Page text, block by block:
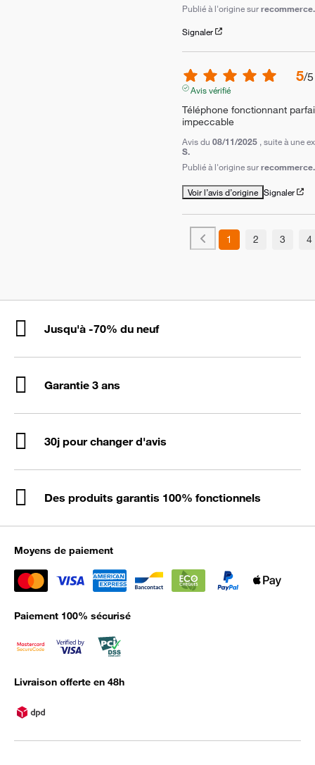
Publié à l'origine sur
Signaler
5/5
Avis vérifié
Téléphone fonctionnant
impeccable
Avis du 08/11/2025 , suite à une
S.
Publié à l'origine sur
Voir l’avis d’origine Signaler
1 2 3 4
Jusqu'à -70% du neuf
Garantie 3 ans
30j pour changer d'avis
Des produits garantis 100% fonctionnels
Moyens de paiement
Paiement 100% sécurisé
Livraison offerte en 48h